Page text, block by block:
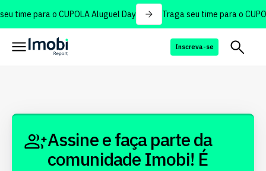
time para o CUPOLA Aluguel Day Traga seu time para o
Inscreva-se
Assine e faça parte da
comunidade Imobi! É